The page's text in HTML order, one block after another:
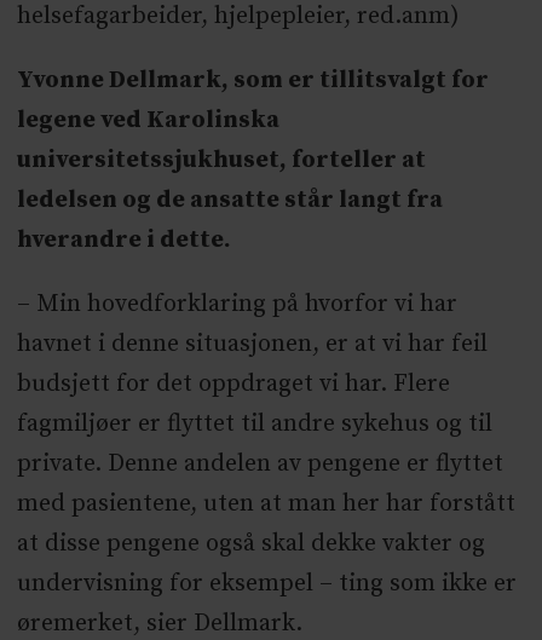
helsefagarbeider, hjelpepleier, red.anm)
Yvonne Dellmark, som er tillitsvalgt for
legene ved Karolinska
universitetssjukhuset, forteller at
ledelsen og de ansatte står langt fra
hverandre i dette.
– Min hovedforklaring på hvorfor vi har
havnet i denne situasjonen, er at vi har feil
budsjett for det oppdraget vi har. Flere
fagmiljøer er flyttet til andre sykehus og til
private. Denne andelen av pengene er flyttet
med pasientene, uten at man her har forstått
at disse pengene også skal dekke vakter og
undervisning for eksempel – ting som ikke er
øremerket, sier Dellmark.